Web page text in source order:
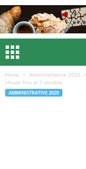
Home Amministrative 2020
chiuse fino al 7 ottobre
AMMINISTRATIVE 2020